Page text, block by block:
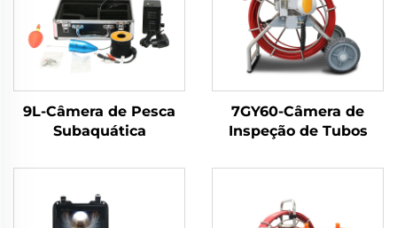
9L-Câmera de Pesca
Subaquática
7GY60-Câmera de
Inspeção de Tubos